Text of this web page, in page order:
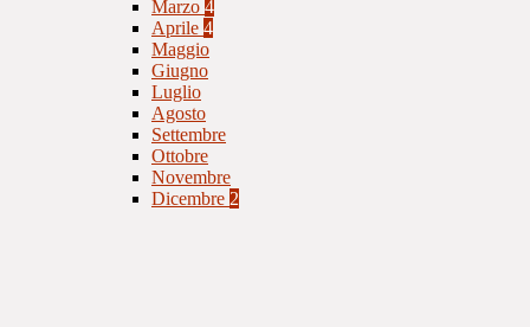
Marzo 4
Aprile 4
Maggio
Giugno
Luglio
Agosto
Settembre
Ottobre
Novembre
Dicembre 2